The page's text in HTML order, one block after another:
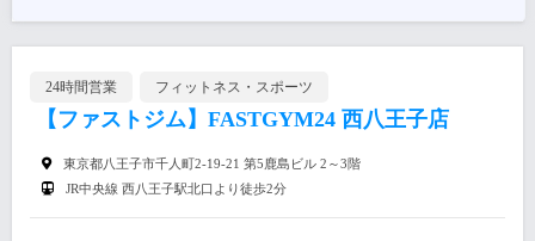
24時間営業 フィットネス・スポーツ
【ファストジム】FASTGYM24 西八王子店
東京都八王子市千人町2-19-21 第5鹿島ビル 2～3階
JR中央線 西八王子駅北口より徒歩2分